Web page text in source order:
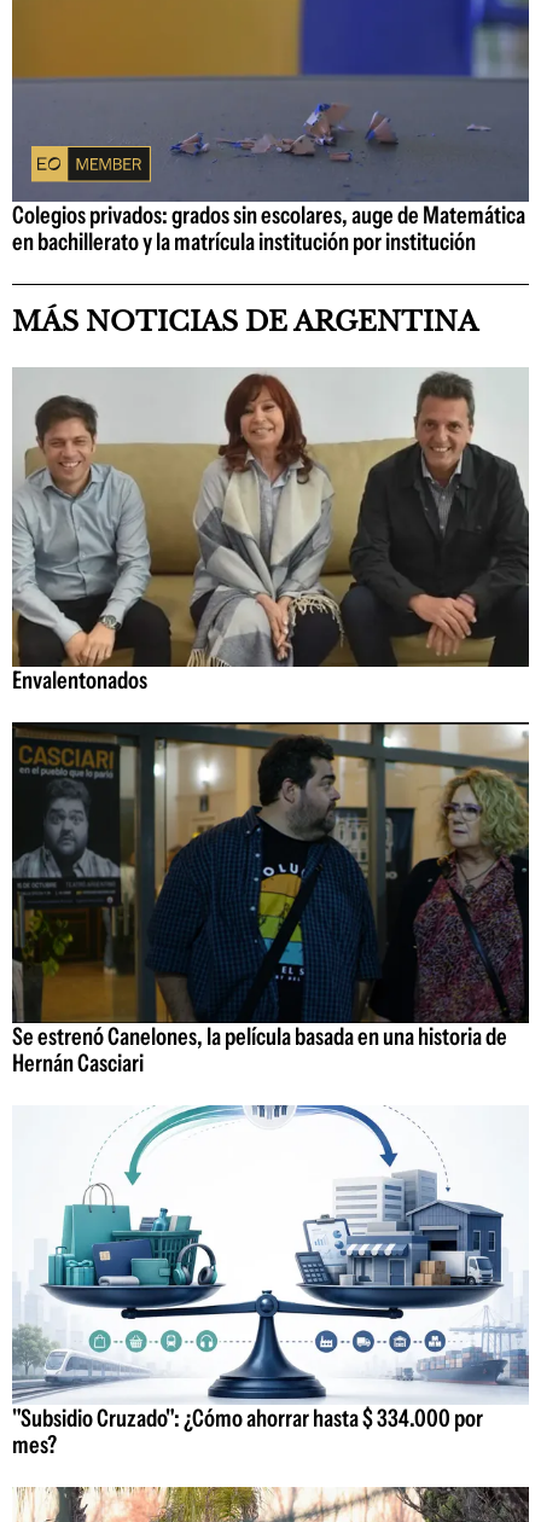
Colegios privados: grados sin escolares, auge de Matemática
en bachillerato y la matrícula institución por institución
MÁS NOTICIAS DE ARGENTINA
Envalentonados
Se estrenó Canelones, la película basada en una historia de
Hernán Casciari
"Subsidio Cruzado": ¿Cómo ahorrar hasta $ 334.000 por
mes?